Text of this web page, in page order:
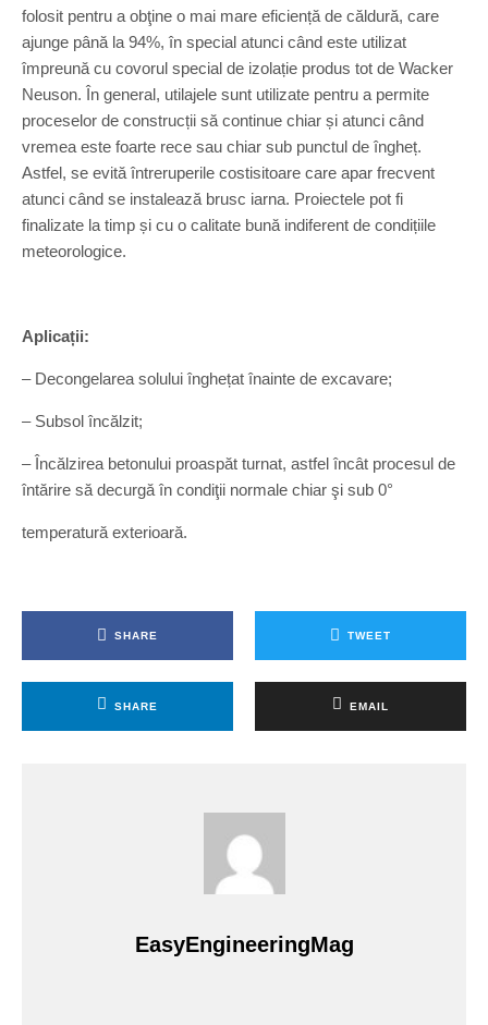
folosit pentru a obţine o mai mare eficiență de căldură, care
ajunge până la 94%, în special atunci când este utilizat
împreună cu covorul special de izolație produs tot de Wacker
Neuson. În general, utilajele sunt utilizate pentru a permite
proceselor de construcții să continue chiar și atunci când
vremea este foarte rece sau chiar sub punctul de îngheț.
Astfel, se evită întreruperile costisitoare care apar frecvent
atunci când se instalează brusc iarna. Proiectele pot fi
finalizate la timp și cu o calitate bună indiferent de condițiile
meteorologice.
Aplicații:
– Decongelarea solului înghețat înainte de excavare;
– Subsol încălzit;
– Încălzirea betonului proaspăt turnat, astfel încât procesul de
întărire să decurgă în condiţii normale chiar şi sub 0°
temperatură exterioară.
SHARE TWEET
SHARE EMAIL
EasyEngineeringMag